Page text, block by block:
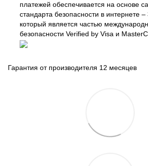
платежей обеспечивается на основе
стандарта безопасности в интернете –
который является частью
безопасности Verified by Visa и
Гарантия от производителя 12 месяцев